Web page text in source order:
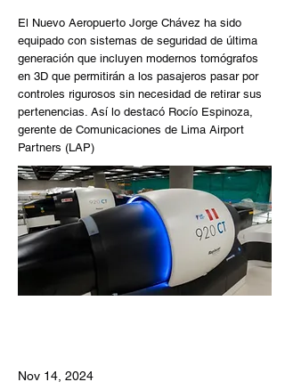
El Nuevo Aeropuerto Jorge Chávez ha sido
equipado con sistemas de seguridad de última
generación que incluyen modernos tomógrafos
en 3D que permitirán a los pasajeros pasar por
controles rigurosos sin necesidad de retirar sus
pertenencias. Así lo destacó Rocío Espinoza,
gerente de Comunicaciones de Lima Airport
Partners (LAP)
Nov 14, 2024